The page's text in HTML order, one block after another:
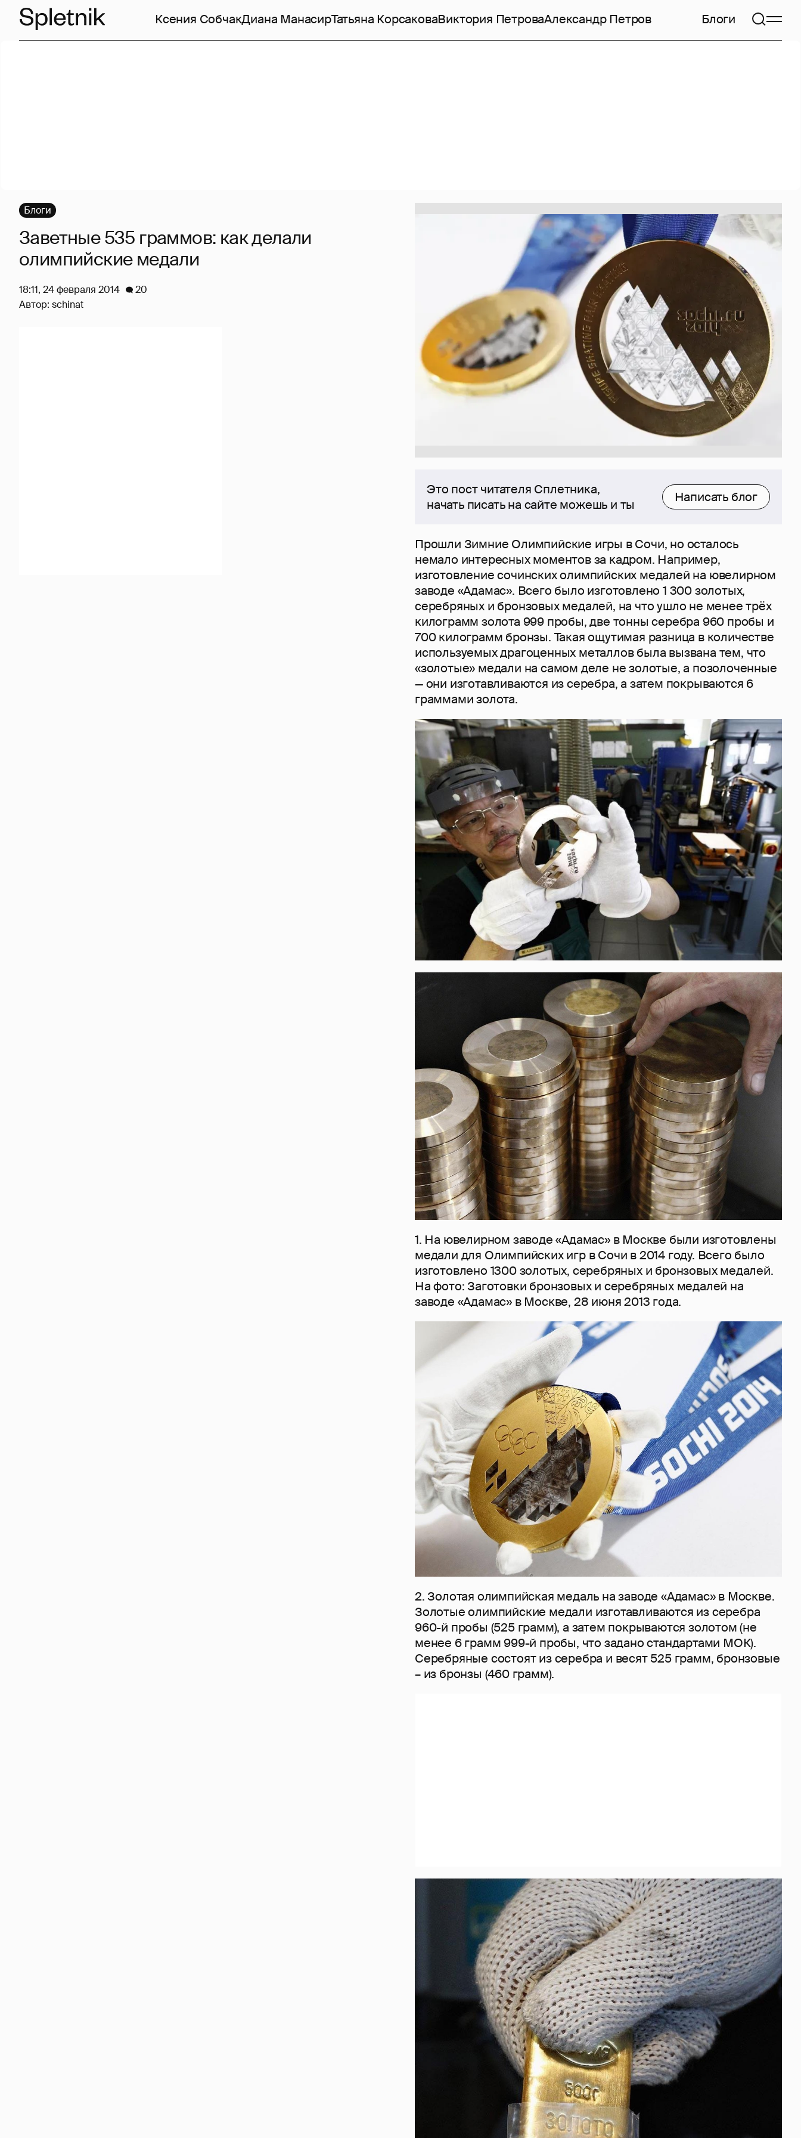
Ксения СобчакДиана МанасирТатьяна КорсаковаВиктория ПетроваАлександр Петров Блоги
Это пост читателя Сплетника,
начать писать на сайте можешь и ты
Написать блог
Прошли Зимние Олимпийские игры в Сочи, но осталось
немало интересных моментов за кадром. Например,
изготовление сочинских олимпийских медалей на ювелирном
заводе «Адамас». Всего было изготовлено 1 300 золотых,
серебряных и бронзовых медалей, на что ушло не менее трёх
килограмм золота 999 пробы, две тонны серебра 960 пробы и
700 килограмм бронзы. Такая ощутимая разница в количестве
используемых драгоценных металлов была вызвана тем, что
«золотые» медали на самом деле не золотые, а позолоченные
— они изготавливаются из серебра, а затем покрываются 6
граммами золота.
1. На ювелирном заводе «Адамас» в Москве были изготовлены
медали для Олимпийских игр в Сочи в 2014 году. Всего было
изготовлено 1300 золотых, серебряных и бронзовых медалей.
На фото: Заготовки бронзовых и серебряных медалей на
заводе «Адамас» в Москве, 28 июня 2013 года.
2. Золотая олимпийская медаль на заводе «Адамас» в Москве.
Золотые олимпийские медали изготавливаются из серебра
960-й пробы (525 грамм), а затем покрываются золотом (не
менее 6 грамм 999-й пробы, что задано стандартами МОК).
Серебряные состоят из серебра и весят 525 грамм, бронзовые
– из бронзы (460 грамм).
Блоги
Заветные 535 граммов: как делали
олимпийские медали
18:11, 24 февраля 2014
20
Автор: schinat